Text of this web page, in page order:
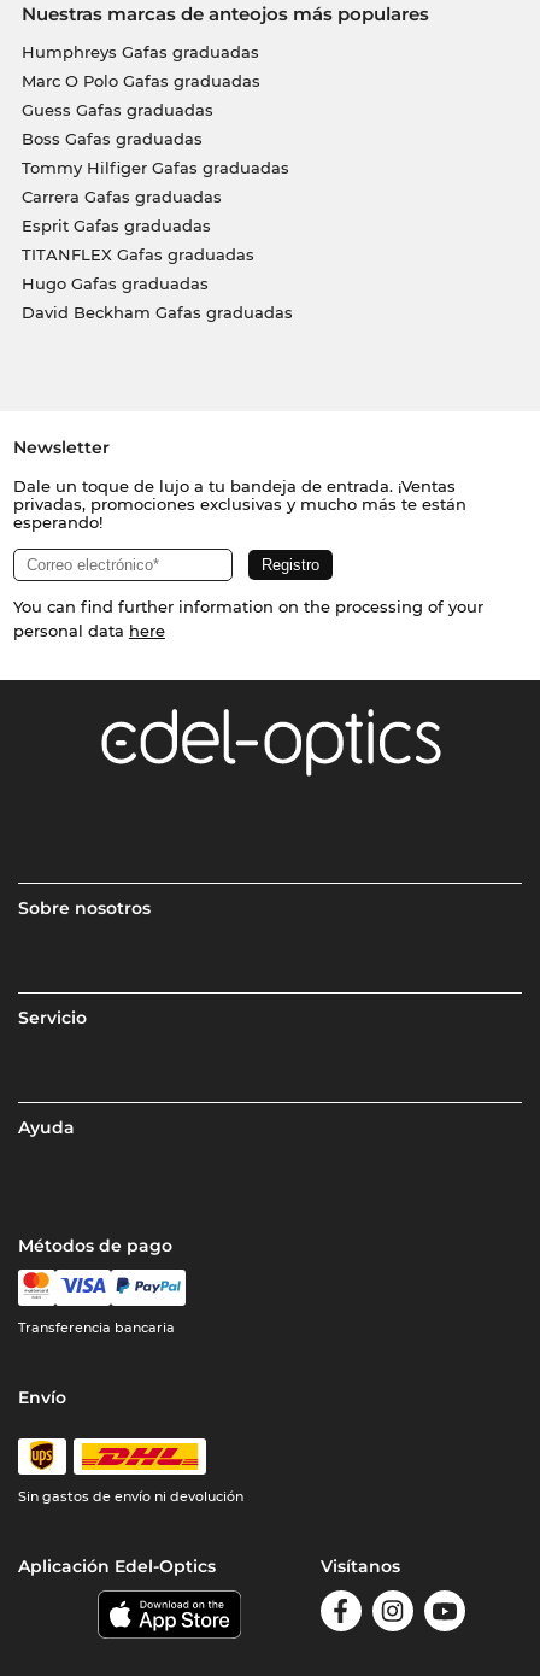
Nuestras marcas de anteojos más populares
Humphreys Gafas graduadas
Marc O Polo Gafas graduadas
Guess Gafas graduadas
Boss Gafas graduadas
Tommy Hilfiger Gafas graduadas
Carrera Gafas graduadas
Esprit Gafas graduadas
TITANFLEX Gafas graduadas
Hugo Gafas graduadas
David Beckham Gafas graduadas
Newsletter
Dale un toque de lujo a tu bandeja de entrada. ¡Ventas
privadas, promociones exclusivas y mucho más te están
esperando!
You can find further information on the processing of your
personal data here
Sobre nosotros
Servicio
Ayuda
Métodos de pago
Transferencia bancaria
Envío
Sin gastos de envío ni devolución
Aplicación Edel-Optics Visítanos